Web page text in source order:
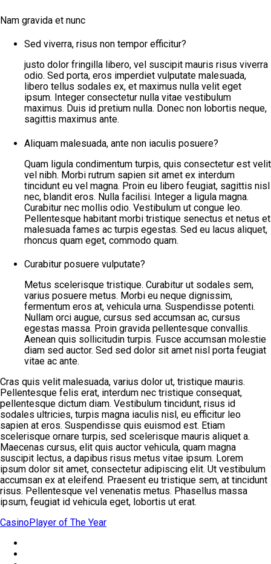
Nam gravida et nunc
Sed viverra, risus non tempor efficitur?
justo dolor fringilla libero, vel suscipit mauris risus viverra
odio. Sed porta, eros imperdiet vulputate malesuada,
libero tellus sodales ex, et maximus nulla velit eget
ipsum. Integer consectetur nulla vitae vestibulum
maximus. Duis id pretium nulla. Donec non lobortis neque,
sagittis maximus ante.
Aliquam malesuada, ante non iaculis posuere?
Quam ligula condimentum turpis, quis consectetur est velit
vel nibh. Morbi rutrum sapien sit amet ex interdum
tincidunt eu vel magna. Proin eu libero feugiat, sagittis nisl
nec, blandit eros. Nulla facilisi. Integer a ligula magna.
Curabitur nec mollis odio. Vestibulum ut congue leo.
Pellentesque habitant morbi tristique senectus et netus et
malesuada fames ac turpis egestas. Sed eu lacus aliquet,
rhoncus quam eget, commodo quam.
Curabitur posuere vulputate?
Metus scelerisque tristique. Curabitur ut sodales sem,
varius posuere metus. Morbi eu neque dignissim,
fermentum eros at, vehicula urna. Suspendisse potenti.
Nullam orci augue, cursus sed accumsan ac, cursus
egestas massa. Proin gravida pellentesque convallis.
Aenean quis sollicitudin turpis. Fusce accumsan molestie
diam sed auctor. Sed sed dolor sit amet nisl porta feugiat
vitae ac ante.
Cras quis velit malesuada, varius dolor ut, tristique mauris.
Pellentesque felis erat, interdum nec tristique consequat,
pellentesque dictum diam. Vestibulum tincidunt, risus id
sodales ultricies, turpis magna iaculis nisl, eu efficitur leo
sapien at eros. Suspendisse quis euismod est. Etiam
scelerisque ornare turpis, sed scelerisque mauris aliquet a.
Maecenas cursus, elit quis auctor vehicula, quam magna
suscipit lectus, a dapibus risus metus vitae ipsum. Lorem
ipsum dolor sit amet, consectetur adipiscing elit. Ut vestibulum
accumsan ex at eleifend. Praesent eu tristique sem, at tincidunt
risus. Pellentesque vel venenatis metus. Phasellus massa
ipsum, feugiat id vehicula eget, lobortis ut erat.
CasinoPlayer of The Year